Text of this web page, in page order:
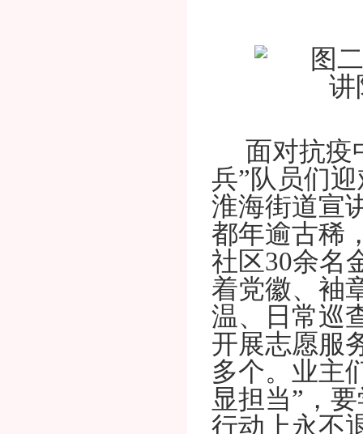
面对抗疫
兵”队员们
淮海街道宣
都年逾古稀
社区30余名
着党徽、袖
温、日常巡
开展志愿服
多个。业主
显担当”，
行动上永不